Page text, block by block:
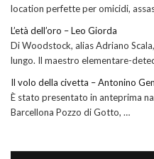
location perfette per omicidi,
L’età dell’oro – Leo Giorda
Di Woodstock, alias Adriano
lungo. Il maestro elementare-
Il volo della civetta – Antonino
È stato presentato in anteprima
Barcellona Pozzo di Gotto, …